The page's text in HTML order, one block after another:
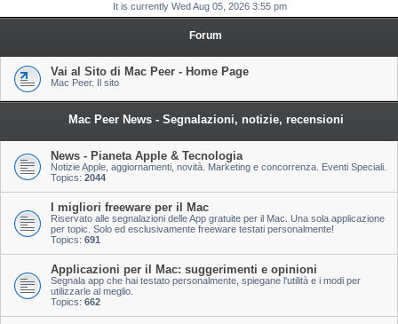
a
It is currently Wed Aug 05, 2026 3:55 pm
Forum
Vai al Sito di Mac Peer - Home Page
Mac Peer. Il sito
Mac Peer News - Segnalazioni, notizie, recensioni
News - Pianeta Apple & Tecnologia
Notizie Apple, aggiornamenti, novità. Marketing e concorrenza. Eventi Speciali.
Topics: 2044
I migliori freeware per il Mac
Riservato alle segnalazioni delle App gratuite per il Mac. Una sola applicazione
per topic. Solo ed esclusivamente freeware testati personalmente!
Topics: 691
Applicazioni per il Mac: suggerimenti e opinioni
Segnala app che hai testato personalmente, spiegane l'utilità e i modi per
utilizzarle al meglio.
Topics: 662